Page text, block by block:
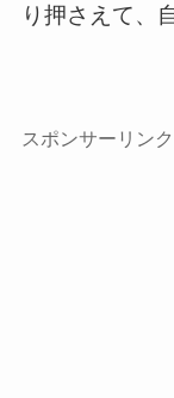
り押さえて、
スポンサーリンク